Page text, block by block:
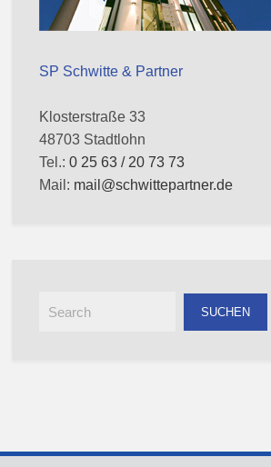
SP Schwitte & Partner
Klosterstraße 33
48703 Stadtlohn
Tel.:0 25 63 / 20 73 73
Mail: mail@schwittepartner.de